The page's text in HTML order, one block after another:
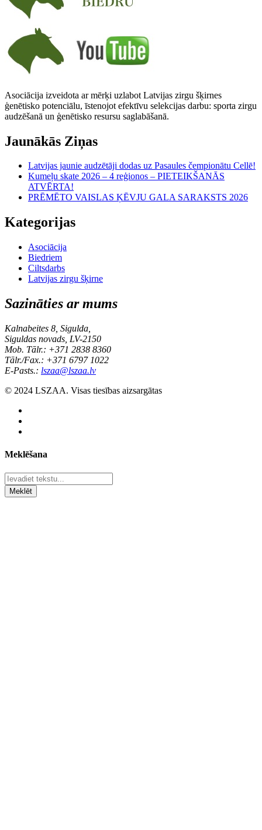
Asociācija izveidota ar mērķi uzlabot Latvijas zirgu šķirnes
ģenētisko potenciālu, īstenojot efektīvu selekcijas darbu: sporta zirgu
audzēšanā un ģenētisko resursu saglabāšanā.
Jaunākās Ziņas
Latvijas jaunie audzētāji dodas uz Pasaules čempionātu Cellē!
Kumeļu skate 2026 – 4 reģionos – PIETEIKŠANĀS
ATVĒRTA!
PRĒMĒTO VAISLAS ĶĒVJU GALA SARAKSTS 2026
Kategorijas
Asociācija
Biedriem
Ciltsdarbs
Latvijas zirgu šķirne
Sazināties ar mums
Kalnabeites 8, Sigulda,
Siguldas novads, LV-2150
Mob. Tālr.: +371 2838 8360
Tālr./Fax.: +371 6797 1022
E-Pasts.: lszaa@lszaa.lv
© 2024 LSZAA. Visas tiesības aizsargātas
Meklēšana
Meklēt